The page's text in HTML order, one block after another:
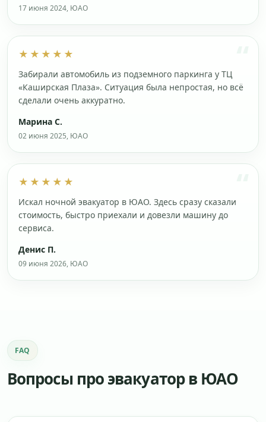
17 июня 2024, ЮАО
★★★★★
Забирали автомобиль из подземного паркинга у ТЦ
«Каширская Плаза». Ситуация была непростая, но всё
сделали очень аккуратно.
Марина С.
02 июня 2025, ЮАО
★★★★★
Искал ночной эвакуатор в ЮАО. Здесь сразу сказали
стоимость, быстро приехали и довезли машину до
сервиса.
Денис П.
09 июня 2026, ЮАО
FAQ
Вопросы про эвакуатор в ЮАО